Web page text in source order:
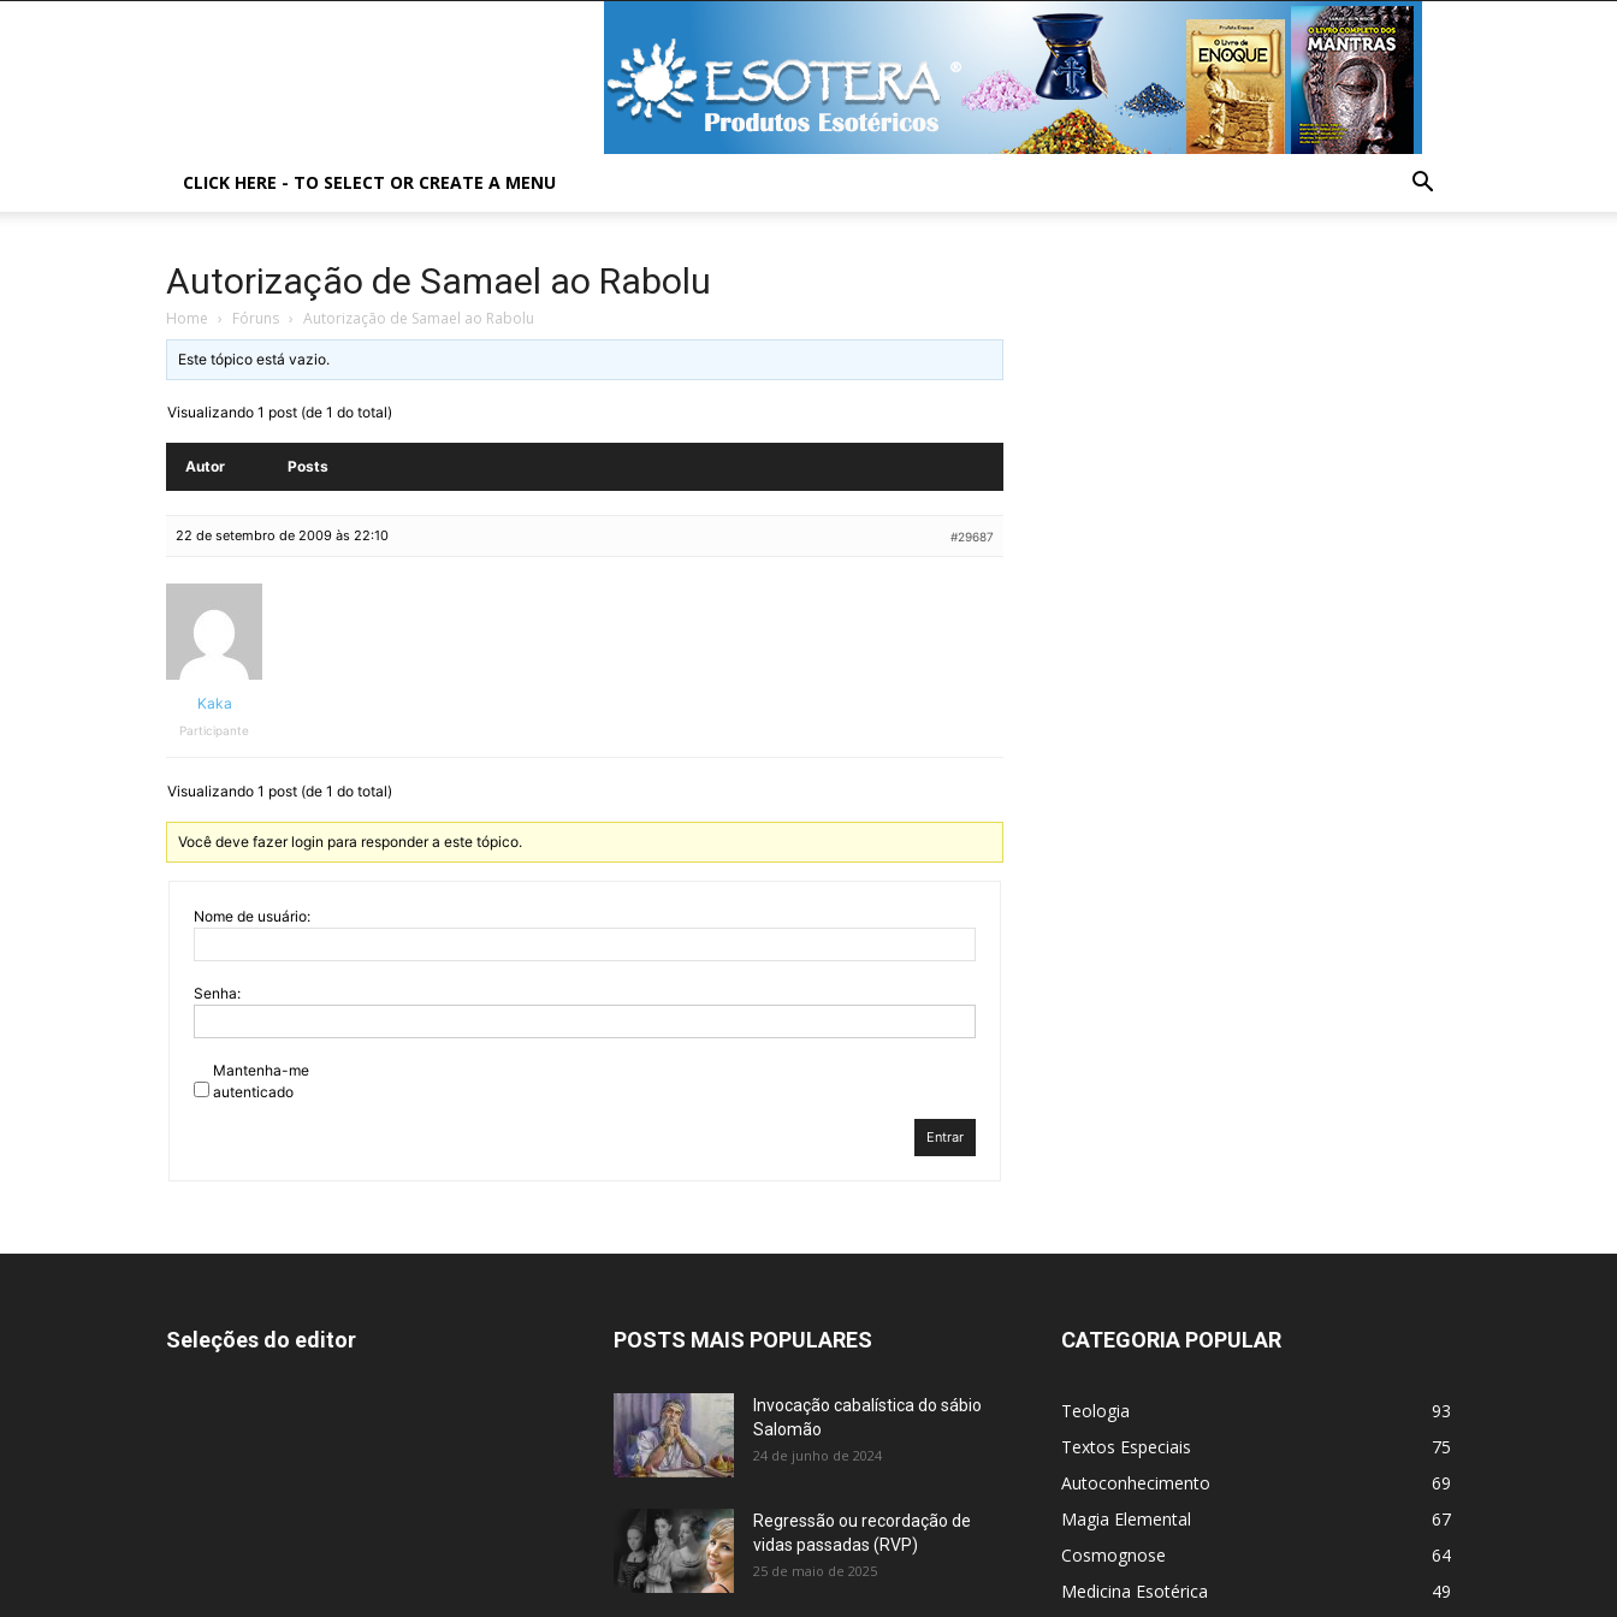
CLICK HERE - TO SELECT OR CREATE A MENU
Autorização de Samael ao Rabolu
Home › Fóruns › Autorização de Samael ao Rabolu
Este tópico está vazio.
Visualizando 1 post (de 1 do total)
Autor Posts
22 de setembro de 2009 às 22:10 #29687
Kaka
Participante
Visualizando 1 post (de 1 do total)
Você deve fazer login para responder a este tópico.
Nome de usuário:
Senha:
Mantenha-me
autenticado
Entrar
Seleções do editor POSTS MAIS POPULARES
Invocação cabalística do sábio
Salomão
24 de junho de 2024
Regressão ou recordação de
vidas passadas (RVP)
25 de maio de 2025
CATEGORIA POPULAR
Teologia
93
Textos Especiais
75
Autoconhecimento
69
Magia Elemental
67
Cosmognose
64
Medicina Esotérica
49